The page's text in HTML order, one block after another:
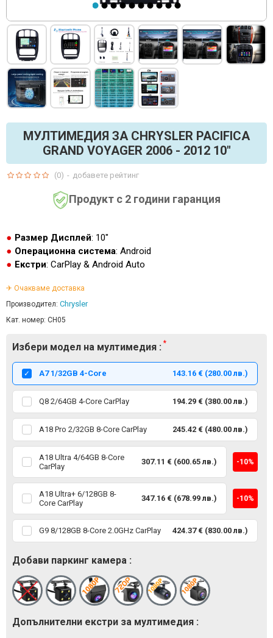
МУЛТИМЕДИЯ ЗА CHRYSLER PACIFICA
GRAND VOYAGER 2006 - 2012 10"
Продукт с 2 години гаранция
Размер Дисплей: 10"
Операционна система: Android
Екстри: CarPlay & Android Auto
✈ Очакваме доставка
Производител: Chrysler
Кат. номер: CH05
(0) - добавете рейтинг
Избери модел на мултимедия :
А7 1/32GB 4-Core 143.16 € (280.00 лв.)
Q8 2/64GB 4-Core CarPlay 194.29 € (380.00 лв.)
A18 Pro 2/32GB 8-Core CarPlay 245.42 € (480.00 лв.)
A18 Ultra 4/64GB 8-Core
CarPlay
307.11 € (600.65 лв.) -10%
A18 Ultra+ 6/128GB 8-
Core CarPlay
347.16 € (678.99 лв.) -10%
G9 8/128GB 8-Core 2.0GHz CarPlay 424.37 € (830.00 лв.)
Добави паркинг камера :
Допълнителни екстри за мултимедия :